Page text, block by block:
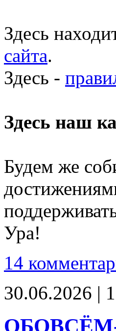
Здесь
сайта.
Здесь -
Здесь наш
Будем же
Ура!
14
30.06.2026 |
ОБОВСЁМ-